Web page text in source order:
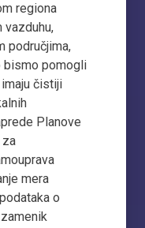
regiona
područjima,
bismo pomogli
čistiji
Planove
za
mera
o